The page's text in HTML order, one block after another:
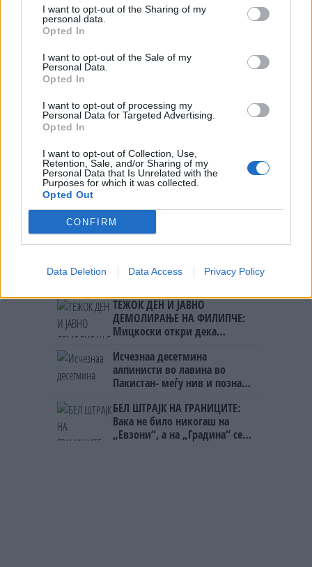
I want to opt-out of the Sharing of my
personal data.
Opted In
I want to opt-out of the Sale of my
Personal Data.
Opted In
I want to opt-out of processing my
Personal Data for Targeted Advertising.
Opted In
I want to opt-out of Collection, Use,
Retention, Sale, and/or Sharing of my
Personal Data that Is Unrelated with the
Purposes for which it was collected.
Opted Out
CONFIRM
Data Deletion Data Access Privacy Policy
МАКЕДОНЦИТЕ ВО СРБИЈА:
ОСЛОБОДИМЕ- Скандалозна
ПРЕДУПРЕДЕНИ СЕ: „Бугарија
итно ја преиспитува својата
ТЕМПЕРАТУРАТА ВО СРЕДА ЌЕ
БИДЕ ЗА НА ЛЕКАР, а потоа...
ВАКА - Судијата Вулнет Винца
е пензиониран, три дена
откако му го врати пасошот
мистериозен мост
ТЕЖОК ДЕН И ЈАВНО
ДЕМОЛИРАЊЕ НА ФИЛИПЧЕ:
Мицкоски откри дека
ништо, освен за кеш
Исчезнаа десетмина
алпинисти во лавина во
Пакистан- меѓу нив и познат
БЕЛ ШТРАЈК НА ГРАНИЦИТЕ:
Вака не било никогаш на
„Евзони“, а на „Градина“ се